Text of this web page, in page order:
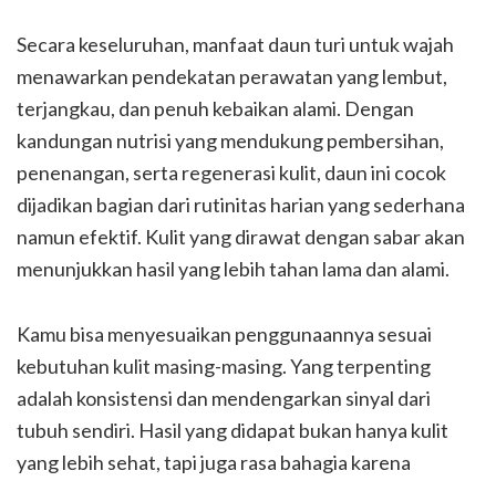
Secara keseluruhan, manfaat daun turi untuk wajah
menawarkan pendekatan perawatan yang lembut,
terjangkau, dan penuh kebaikan alami. Dengan
kandungan nutrisi yang mendukung pembersihan,
penenangan, serta regenerasi kulit, daun ini cocok
dijadikan bagian dari rutinitas harian yang sederhana
namun efektif. Kulit yang dirawat dengan sabar akan
menunjukkan hasil yang lebih tahan lama dan alami.
Kamu bisa menyesuaikan penggunaannya sesuai
kebutuhan kulit masing-masing. Yang terpenting
adalah konsistensi dan mendengarkan sinyal dari
tubuh sendiri. Hasil yang didapat bukan hanya kulit
yang lebih sehat, tapi juga rasa bahagia karena